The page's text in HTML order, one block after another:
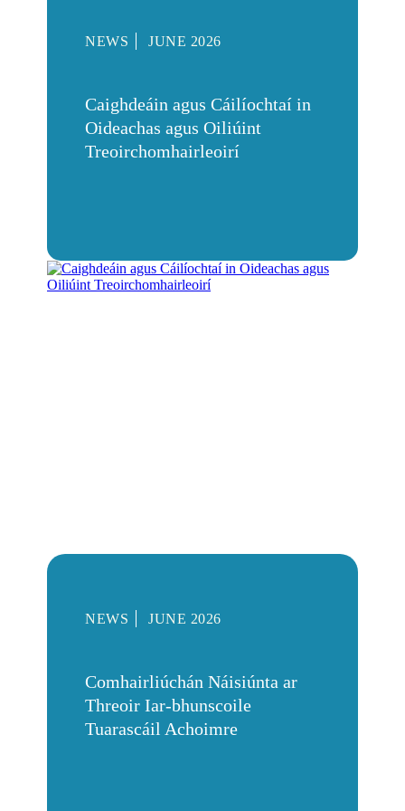
NEWS JUNE 2026
Caighdeáin agus Cáilíochtaí in
Oideachas agus Oiliúint
Treoirchomhairleoirí
NEWS JUNE 2026
Comhairliúchán Náisiúnta ar
Threoir Iar-bhunscoile
Tuarascáil Achoimre